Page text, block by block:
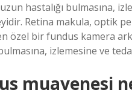
hastalığı bulmasına,
Retina makula, optik
özel bir fundus kamera
izlemesine ve
muayenesi